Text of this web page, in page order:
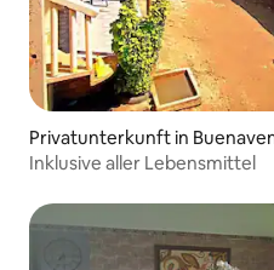
Privatunterkunft in
Inklusive aller Lebensmittel